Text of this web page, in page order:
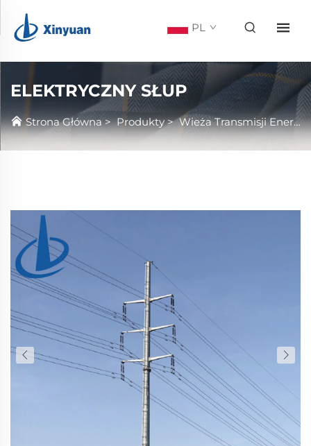
PL
ELEKTRYCZNY SŁUP
Strona Główna>Produkty>Wieża Transmisji Energetycznej